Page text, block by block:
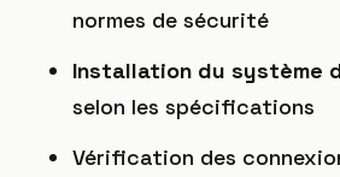
normes de sécurité
Installation du système
selon les spécifications
Vérification des